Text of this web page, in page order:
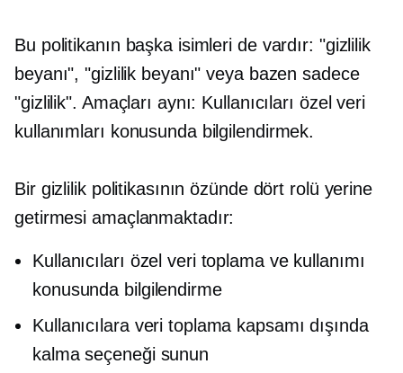
Bu politikanın başka isimleri de vardır: "gizlilik
beyanı", "gizlilik beyanı" veya bazen sadece
"gizlilik". Amaçları aynı: Kullanıcıları özel veri
kullanımları konusunda bilgilendirmek.
Bir gizlilik politikasının özünde dört rolü yerine
getirmesi amaçlanmaktadır:
Kullanıcıları özel veri toplama ve kullanımı
konusunda bilgilendirme
Kullanıcılara veri toplama kapsamı dışında
kalma seçeneği sunun